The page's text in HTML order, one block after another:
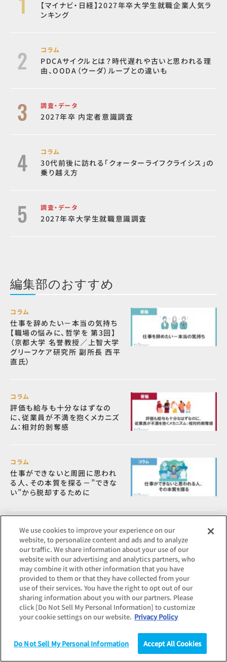
統計（データ） コラム
【マイナビ・日経】2027年卒大学生就職企業人気ラ
ンキング
コラム
PDCAサイクルとは？時代遅れや古いと思われる理
由、OODA（ウーダ）ループとの違いも
調査・データ
2027年卒 内定者意識調査
コラム
30代前後に訪れる「クォーターライフクライシス」の
乗り越え方
調査・データ
2027年卒大学生就職意識調査
編集部のおすすめ
コラム
仕事を辞めたい－本当の気持ち
【職場の悩みに、哲学を 第3回】
（京都大学 名誉教授／上智大学
グリーフケア研究所 副所長 西平
直氏）
コラム
評価も給与も十分なはずなの
に、従業員が不満を抱くメカニズ
ム：相対的剝奪感
コラム
仕事ができないと周囲に思われ
る人、その本質を探る－”できな
い”から脱却するために
コラム
博士号取得者の産業界での活躍
が求められる背景－キャリア支
援と企業における受け入れの意
コラム
感情労働とは？具体的な職種や
向いている人、ストレスやバーン
We use cookies to improve your experience on our
website, to personalize content and ads and to analyze
our traffic. We share information about your use of our
website with our advertising and analytics partners, who
may combine it with other information that you have
provided to them or that they have collected from your
use of their services. You have the right to opt out of our
sharing information about you with our partners. Please
click [Do Not Sell My Personal Information] to customize
your cookie settings on our website. Privacy Policy
Do Not Sell My Personal Information Accept All Cookies